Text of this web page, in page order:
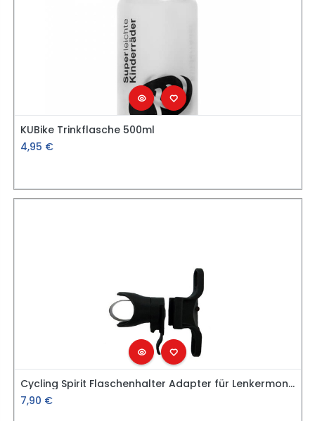
KUBike Trinkflasche 500ml
4,95 €
Cycling Spirit Flaschenhalter Adapter für Lenkermontage
7,90 €